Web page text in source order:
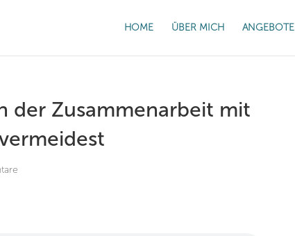
HOME ÜBER MICH ANGEBOTE
der Zusammenarbeit mit